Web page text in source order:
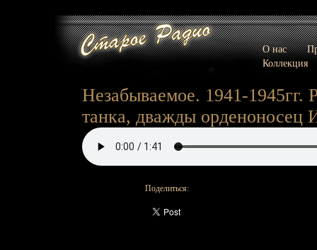
О нас
Коллекция
Незабываемое. 1941-1945гг.
танка, дважды орденоносец
Поделиться: